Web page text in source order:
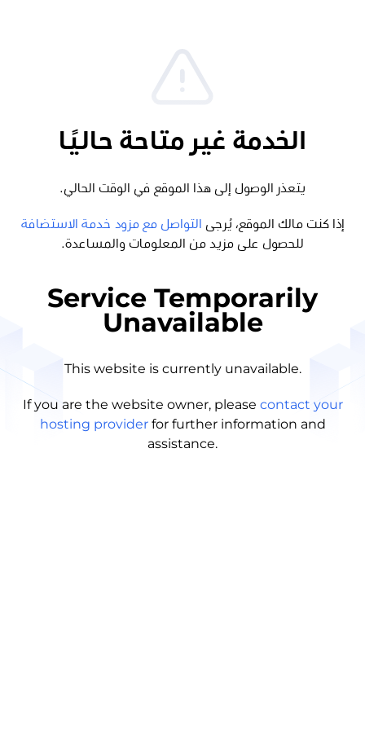
الخدمة غير متاحة حاليًا
يتعذر الوصول إلى هذا الموقع في الوقت الحالي.
إذا كنت مالك الموقع، يُرجى
التواصل مع مزود خدمة الاستضافة
للحصول على مزيد من المعلومات والمساعدة.
Service Temporarily
Unavailable
This website is currently unavailable.
If you are the website owner, please contact your
hosting provider for further information and
assistance.